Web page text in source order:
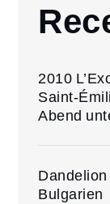
2010
Saint-
Abend
Bulgarien